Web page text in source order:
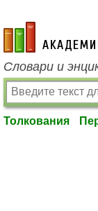
academic.ru
Словари и
Толкования